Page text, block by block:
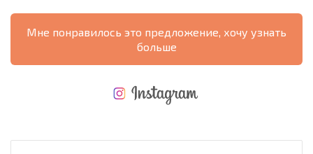
Мне понравилось это предложение, хочу узнать
больше